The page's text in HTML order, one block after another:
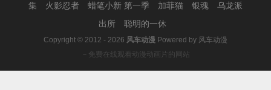
集
火影忍者 蜡笔小新 第一季 加菲猫 银魂
乌龙派
出所
聪明的一休
Copyright © 2012 - 2026 风车动漫 Powered by 风车动漫
－免费在线观看动漫动画片的网站